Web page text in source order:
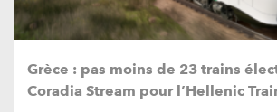
Grèce : pas moins de 23 trains
Coradia Stream pour l’Hellenic